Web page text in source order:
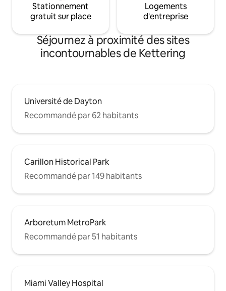
Stationnement
gratuit sur place
Logements
d'entreprise
Séjournez à proximité des sites
incontournables de Kettering
Université de Dayton
Recommandé par 62 habitants
Carillon Historical Park
Recommandé par 149 habitants
Arboretum MetroPark
Recommandé par 51 habitants
Miami Valley Hospital